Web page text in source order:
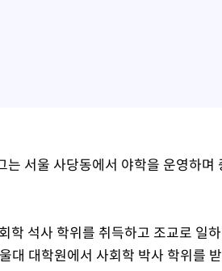
서울 사당동에서 야학을 운영하며
학 석사 학위를 취득하고 조교로 일
대 대학원에서 사회학 박사 학위를